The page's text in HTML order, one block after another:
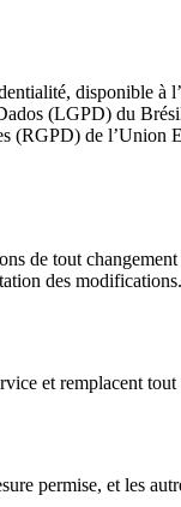
disponible
(LGPD) du
de
de tout
des modifications.
et remplacent tout
permise, et les